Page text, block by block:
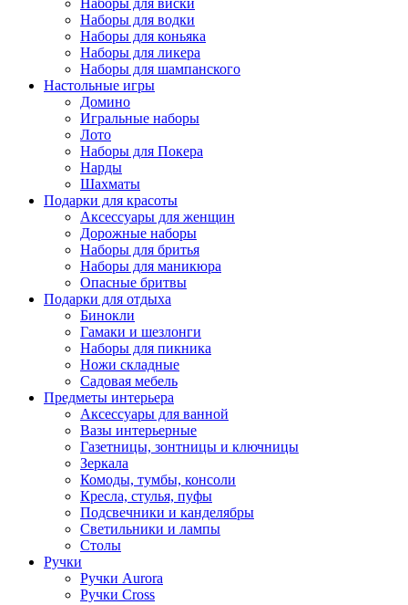
Наборы для виски
Наборы для водки
Наборы для коньяка
Наборы для ликера
Наборы для шампанского
Настольные игры
Домино
Игральные наборы
Лото
Наборы для Покера
Нарды
Шахматы
Подарки для красоты
Аксессуары для женщин
Дорожные наборы
Наборы для бритья
Наборы для маникюра
Опасные бритвы
Подарки для отдыха
Бинокли
Гамаки и шезлонги
Наборы для пикника
Ножи складные
Садовая мебель
Предметы интерьера
Аксессуары для ванной
Вазы интерьерные
Газетницы, зонтницы и ключницы
Зеркала
Комоды, тумбы, консоли
Кресла, стулья, пуфы
Подсвечники и канделябры
Светильники и лампы
Столы
Ручки
Ручки Aurora
Ручки Cross